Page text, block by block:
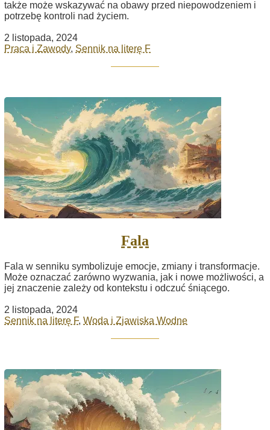
także może wskazywać na obawy przed niepowodzeniem i
potrzebę kontroli nad życiem.
2 listopada, 2024
Praca i Zawody, Sennik na literę F
Fala
Fala w senniku symbolizuje emocje, zmiany i transformacje.
Może oznaczać zarówno wyzwania, jak i nowe możliwości, a
jej znaczenie zależy od kontekstu i odczuć śniącego.
2 listopada, 2024
Sennik na literę F, Woda i Zjawiska Wodne